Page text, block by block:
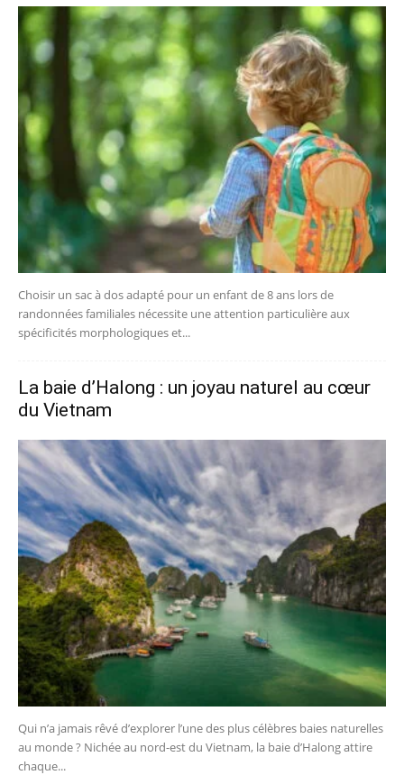
Choisir un sac à dos adapté pour un enfant de 8 ans lors de
randonnées familiales nécessite une attention particulière aux
spécificités morphologiques et...
La baie d’Halong : un joyau naturel au cœur
du Vietnam
Qui n’a jamais rêvé d’explorer l’une des plus célèbres baies naturelles
au monde ? Nichée au nord-est du Vietnam, la baie d’Halong attire
chaque...